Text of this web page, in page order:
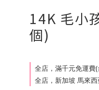
14K 毛小
個)
全店，滿千元免運費(
全店，新加坡 馬來